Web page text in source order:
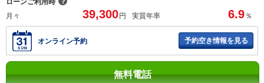
月々
39,300円 実質年率 6.9 ％
オンライン予約 予約空き情報を見る
無料電話